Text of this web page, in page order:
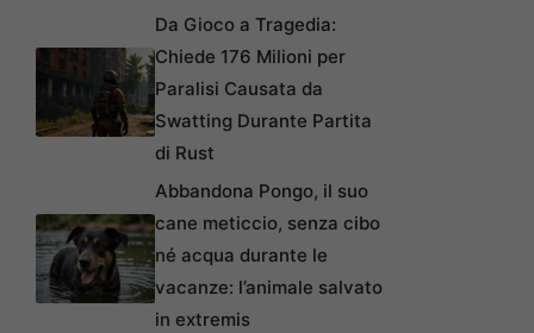
Da Gioco a Tragedia:
Chiede 176 Milioni per
Paralisi Causata da
Swatting Durante Partita
di Rust
Abbandona Pongo, il suo
cane meticcio, senza cibo
né acqua durante le
vacanze: l’animale salvato
in extremis